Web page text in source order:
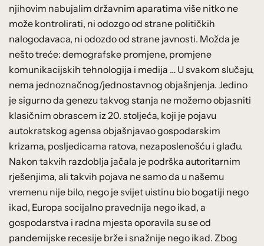
njihovim nabujalim državnim aparatima više nitko ne
može kontrolirati, ni odozgo od strane političkih
nalogodavaca, ni odozdo od strane javnosti. Možda je
nešto treće: demografske promjene, promjene
komunikacijskih tehnologija i medija … U svakom slučaju,
nema jednoznačnog/jednostavnog objašnjenja. Jedino
je sigurno da genezu takvog stanja ne možemo objasniti
klasičnim obrascem iz 20. stoljeća, koji je pojavu
autokratskog agensa objašnjavao gospodarskim
krizama, posljedicama ratova, nezaposlenošću i glađu.
Nakon takvih razdoblja jačala je podrška autoritarnim
rješenjima, ali takvih pojava ne samo da u našemu
vremenu nije bilo, nego je svijet uistinu bio bogatiji nego
ikad, Europa socijalno pravednija nego ikad, a
gospodarstva i radna mjesta oporavila su se od
pandemijske recesije brže i snažnije nego ikad. Zbog